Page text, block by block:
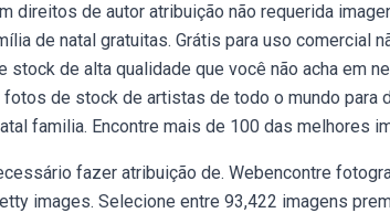
direitos de autor atribuição não requerida
de natal gratuitas. Grátis para uso comercial
de alta qualidade que você não acha em
de stock de artistas de todo o mundo para
familia. Encontre mais de 100 das melhores
fazer atribuição de. Webencontre
images. Selecione entre 93,422 imagens